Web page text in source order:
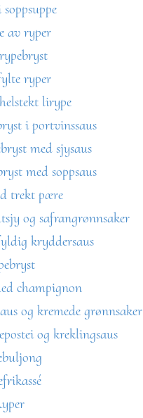
av ryper
ryper
lirype
i portvinssaus
med sjysaus
med soppsaus
trekt pære
og safrangrønnsaker
kryddersaus
champignon
og kremede grønnsaker
og kreklingsaus